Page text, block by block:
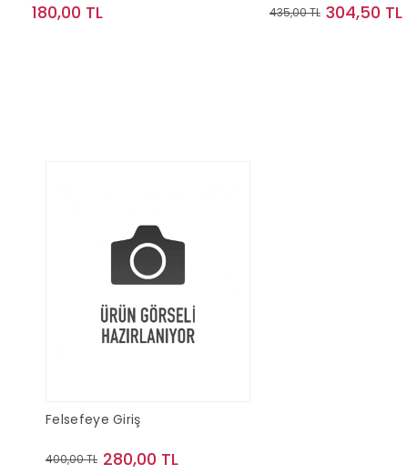
180,00 TL 435,00 TL 304,50 TL
Felsefeye Giriş
400,00 TL 280,00 TL